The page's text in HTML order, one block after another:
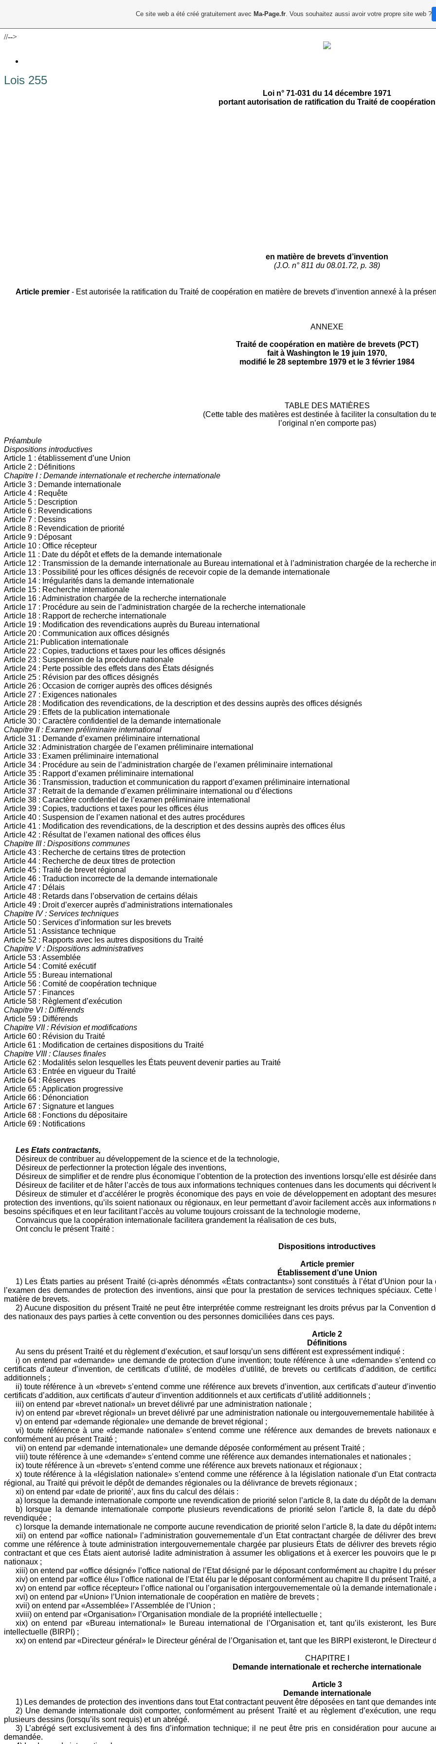
//-->
Lois 255
Loi n° 71-031 du 14 décembre 1971
portant autorisation de ratification du Traité de coopération
en matière de brevets d’invention
(J.O. n° 811 du 08.01.72, p. 38)
Article premier - Est autorisée la ratification du Traité de coopération en matière de brevets d’invention annexé à la
ANNEXE
Traité de coopération en matière de brevets (PCT)
fait à Washington le 19 juin 1970,
modifié le 28 septembre 1979 et le 3 février 1984
TABLE DES MATIÈRES
(Cette table des matières est destinée à faciliter la consultation du
l’original n’en comporte pas)
Préambule
Dispositions introductives
Article 1 : établissement d’une Union
Article 2 : Définitions
Chapitre I : Demande internationale et recherche internationale
Article 3 : Demande internationale
Article 4 : Requête
Article 5 : Description
Article 6 : Revendications
Article 7 : Dessins
Article 8 : Revendication de priorité
Article 9 : Déposant
Article 10 : Office récepteur
Article 11 : Date du dépôt et effets de la demande internationale
Article 12 : Transmission de la demande internationale au Bureau international et à l’administration chargée de la recherche
Article 13 : Possibilité pour les offices désignés de recevoir copie de la demande internationale
Article 14 : Irrégularités dans la demande internationale
Article 15 : Recherche internationale
Article 16 : Administration chargée de la recherche internationale
Article 17 : Procédure au sein de l’administration chargée de la recherche internationale
Article 18 : Rapport de recherche internationale
Article 19 : Modification des revendications auprès du Bureau international
Article 20 : Communication aux offices désignés
Article 21: Publication internationale
Article 22 : Copies, traductions et taxes pour les offices désignés
Article 23 : Suspension de la procédure nationale
Article 24 : Perte possible des effets dans des États désignés
Article 25 : Révision par des offices désignés
Article 26 : Occasion de corriger auprès des offices désignés
Article 27 : Exigences nationales
Article 28 : Modification des revendications, de la description et des dessins auprès des offices désignés
Article 29 : Effets de la publication internationale
Article 30 : Caractère confidentiel de la demande internationale
Chapitre II : Examen préliminaire international
Article 31 : Demande d’examen préliminaire international
Article 32 : Administration chargée de l’examen préliminaire international
Article 33 : Examen préliminaire international
Article 34 : Procédure au sein de l’administration chargée de l’examen préliminaire international
Article 35 : Rapport d’examen préliminaire international
Article 36 : Transmission, traduction et communication du rapport d’examen préliminaire international
Article 37 : Retrait de la demande d’examen préliminaire international ou d’élections
Article 38 : Caractère confidentiel de l’examen préliminaire international
Article 39 : Copies, traductions et taxes pour les offices élus
Article 40 : Suspension de l’examen national et des autres procédures
Article 41 : Modification des revendications, de la description et des dessins auprès des offices élus
Article 42 : Résultat de l’examen national des offices élus
Chapitre III : Dispositions communes
Article 43 : Recherche de certains titres de protection
Article 44 : Recherche de deux titres de protection
Article 45 : Traité de brevet régional
Article 46 : Traduction incorrecte de la demande internationale
Article 47 : Délais
Article 48 : Retards dans l’observation de certains délais
Article 49 : Droit d’exercer auprès d’administrations internationales
Chapitre IV : Services techniques
Article 50 : Services d’information sur les brevets
Article 51 : Assistance technique
Article 52 : Rapports avec les autres dispositions du Traité
Chapitre V : Dispositions administratives
Article 53 : Assemblée
Article 54 : Comité exécutif
Article 55 : Bureau international
Article 56 : Comité de coopération technique
Article 57 : Finances
Article 58 : Règlement d’exécution
Chapitre VI : Différends
Article 59 : Différends
Chapitre VII : Révision et modifications
Article 60 : Révision du Traité
Article 61 : Modification de certaines dispositions du Traité
Chapitre VIII : Clauses finales
Article 62 : Modalités selon lesquelles les États peuvent devenir parties au Traité
Article 63 : Entrée en vigueur du Traité
Article 64 : Réserves
Article 65 : Application progressive
Article 66 : Dénonciation
Article 67 : Signature et langues
Article 68 : Fonctions du dépositaire
Article 69 : Notifications
Les Etats contractants,
Désireux de contribuer au développement de la science et de la technologie,
Désireux de perfectionner la protection légale des inventions,
Désireux de simplifier et de rendre plus économique l’obtention de la protection des inventions lorsqu’elle est désirée
Désireux de faciliter et de hâter l’accès de tous aux informations techniques contenues dans les documents qui décrivent
Désireux de stimuler et d’accélérer le progrès économique des pays en voie de développement en adoptant des
protection des inventions, qu’ils soient nationaux ou régionaux, en leur permettant d’avoir facilement accès aux
besoins spécifiques et en leur facilitant l’accès au volume toujours croissant de la technologie moderne,
Convaincus que la coopération internationale facilitera grandement la réalisation de ces buts,
Ont conclu le présent Traité :
Dispositions introductives
Article premier
Établissement d’une Union
1) Les États parties au présent Traité (ci-après dénommés «États contractants») sont constitués à l’état d’Union pour
l’examen des demandes de protection des inventions, ainsi que pour la prestation de services techniques spéciaux.
matière de brevets.
2) Aucune disposition du présent Traité ne peut être interprétée comme restreignant les droits prévus par la
des nationaux des pays parties à cette convention ou des personnes domiciliées dans ces pays.
Article 2
Définitions
Au sens du présent Traité et du règlement d’exécution, et sauf lorsqu’un sens différent est expressément indiqué :
i) on entend par «demande» une demande de protection d’une invention; toute référence à une «demande» s’entend
certificats d’auteur d’invention, de certificats d’utilité, de modèles d’utilité, de brevets ou certificats d’addition, de
additionnels ;
ii) toute référence à un «brevet» s’entend comme une référence aux brevets d’invention, aux certificats d’auteur
certificats d’addition, aux certificats d’auteur d’invention additionnels et aux certificats d’utilité additionnels ;
iii) on entend par «brevet national» un brevet délivré par une administration nationale ;
iv) on entend par «brevet régional» un brevet délivré par une administration nationale ou intergouvernementale habilitée
v) on entend par «demande régionale» une demande de brevet régional ;
vi) toute référence à une «demande nationale» s’entend comme une référence aux demandes de brevets
conformément au présent Traité ;
vii) on entend par «demande internationale» une demande déposée conformément au présent Traité ;
viii) toute référence à une «demande» s’entend comme une référence aux demandes internationales et nationales ;
ix) toute référence à un «brevet» s’entend comme une référence aux brevets nationaux et régionaux ;
x) toute référence à la «législation nationale» s’entend comme une référence à la législation nationale d’un Etat
régional, au Traité qui prévoit le dépôt de demandes régionales ou la délivrance de brevets régionaux ;
xi) on entend par «date de priorité’, aux fins du calcul des délais :
a) lorsque la demande internationale comporte une revendication de priorité selon l’article 8, la date du dépôt de la
b) lorsque la demande internationale comporte plusieurs revendications de priorité selon l’article 8, la date du
revendiquée ;
c) lorsque la demande internationale ne comporte aucune revendication de priorité selon l’article 8, la date du dépôt
xii) on entend par «office national» l’administration gouvernementale d’un Etat contractant chargée de délivrer des
comme une référence à toute administration intergouvernementale chargée par plusieurs États de délivrer des brevets
contractant et que ces États aient autorisé ladite administration à assumer les obligations et à exercer les pouvoirs que le
nationaux ;
xiii) on entend par «office désigné» l’office national de l’Etat désigné par le déposant conformément au chapitre I du
xiv) on entend par «office élu» l’office national de l’Etat élu par le déposant conformément au chapitre II du présent Traité,
xv) on entend par «office récepteur» l’office national ou l’organisation intergouvernementale où la demande internationale
xvi) on entend par «Union» l’Union internationale de coopération en matière de brevets ;
xvii) on entend par «Assemblée» l’Assemblée de l’Union ;
xviii) on entend par «Organisation» l’Organisation mondiale de la propriété intellectuelle ;
xix) on entend par «Bureau international» le Bureau international de l’Organisation et, tant qu’ils existeront, les
intellectuelle (BIRPI) ;
xx) on entend par «Directeur général» le Directeur général de l’Organisation et, tant que les BIRPI existeront, le Directeur
CHAPITRE I
Demande internationale et recherche internationale
Article 3
Demande internationale
1) Les demandes de protection des inventions dans tout Etat contractant peuvent être déposées en tant que demandes
2) Une demande internationale doit comporter, conformément au présent Traité et au règlement d’exécution, une
plusieurs dessins (lorsqu’ils sont requis) et un abrégé.
3) L’abrégé sert exclusivement à des fins d’information technique; il ne peut être pris en considération pour aucune
demandée.
Ce site web a été créé gratuitement avec Ma-Page.fr. Vous souhaitez aussi avoir votre propre site web ?